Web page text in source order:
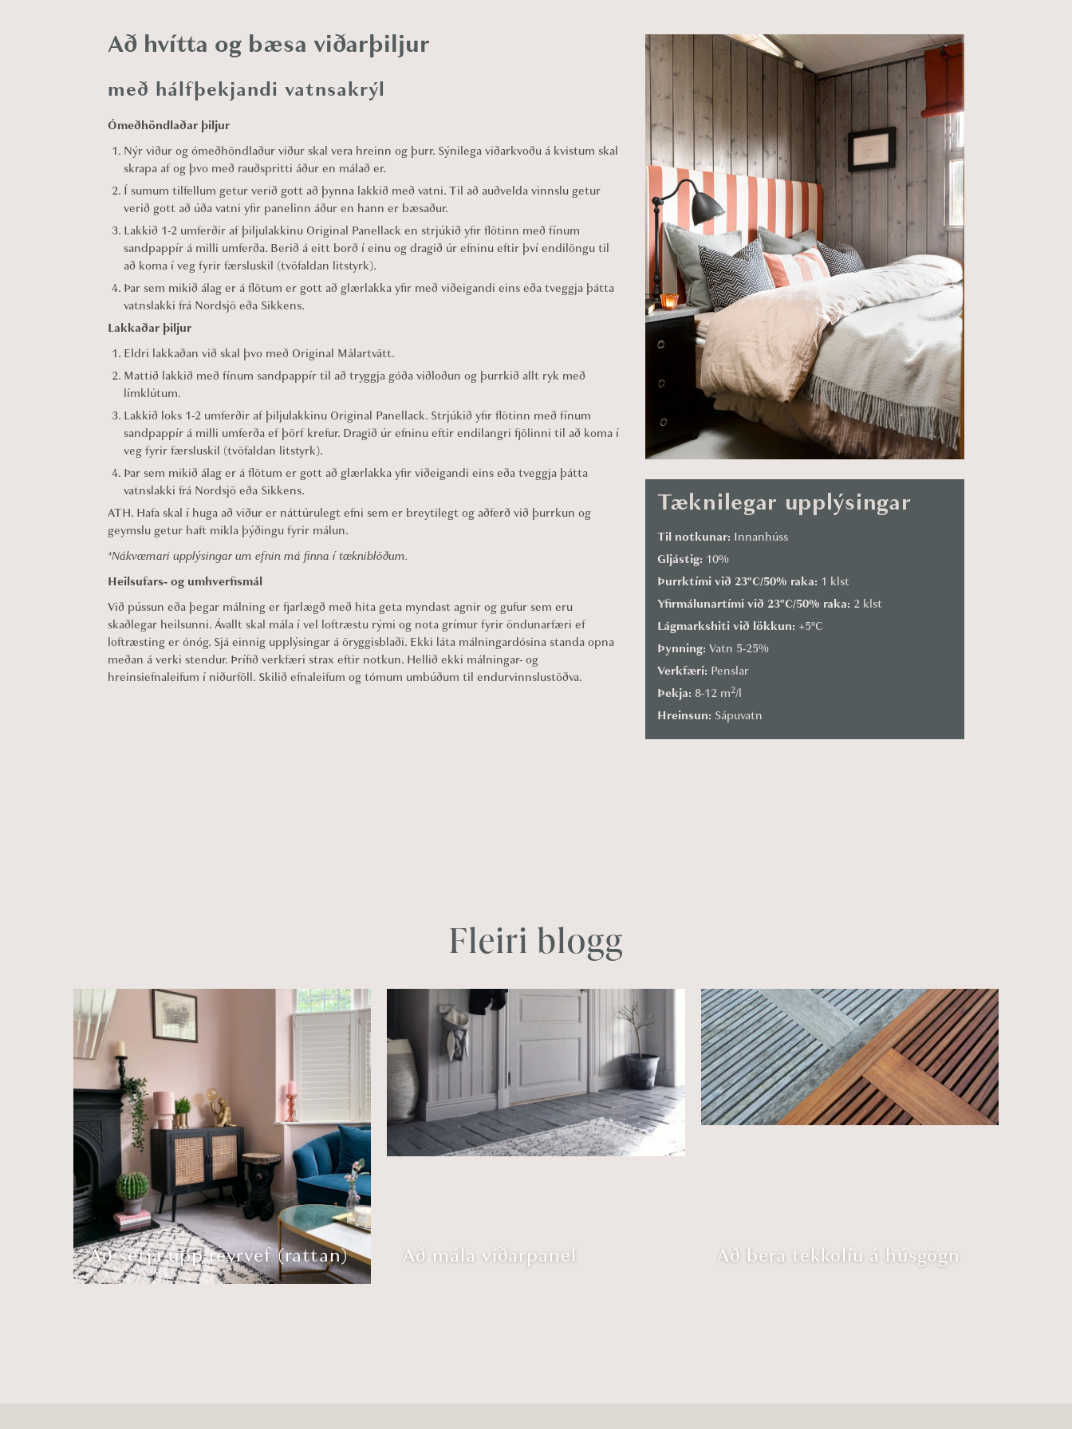
Að hvítta og bæsa viðarþiljur
með hálfþekjandi vatnsakrýl
Ómeðhöndlaðar þiljur
Nýr viður og ómeðhöndlaður viður skal vera hreinn og þurr. Sýnilega viðarkvoðu á kvistum skal
skrapa af og þvo með rauðspritti áður en málað er.
Í sumum tilfellum getur verið gott að þynna lakkið með vatni. Til að auðvelda vinnslu getur
verið gott að úða vatni yfir panelinn áður en hann er bæsaður.
Lakkið 1-2 umferðir af þiljulakkinu Original Panellack en strjúkið yfir flötinn með fínum
sandpappír á milli umferða. Berið á eitt borð í einu og dragið úr efninu eftir því endilöngu til
að koma í veg fyrir færsluskil (tvöfaldan litstyrk).
Þar sem mikið álag er á flötum er gott að glærlakka yfir með viðeigandi eins eða tveggja þátta
vatnslakki frá Nordsjö eða Sikkens.
Lakkaðar þiljur
Eldri lakkaðan við skal þvo með Original Målartvätt.
Mattið lakkið með fínum sandpappír til að tryggja góða viðloðun og þurrkið allt ryk með
límklútum.
Lakkið loks 1-2 umferðir af þiljulakkinu Original Panellack. Strjúkið yfir flötinn með fínum
sandpappír á milli umferða ef þörf krefur. Dragið úr efninu eftir endilangri fjölinni til að koma í
veg fyrir færsluskil (tvöfaldan litstyrk).
Þar sem mikið álag er á flötum er gott að glærlakka yfir viðeigandi eins eða tveggja þátta
vatnslakki frá Nordsjö eða Sikkens.
ATH. Hafa skal í huga að viður er náttúrulegt efni sem er breytilegt og aðferð við þurrkun og
geymslu getur haft mikla þýðingu fyrir málun.
*Nákvæmari upplýsingar um efnin má finna í tækniblöðum.
Heilsufars- og umhverfismál
Við pússun eða þegar málning er fjarlægð með hita geta myndast agnir og gufur sem eru
skaðlegar heilsunni. Ávallt skal mála í vel loftræstu rými og nota grímur fyrir öndunarfæri ef
loftræsting er ónóg. Sjá einnig upplýsingar á öryggisblaði. Ekki láta málningardósina standa opna
meðan á verki stendur. Þrífið verkfæri strax eftir notkun. Hellið ekki málningar- og
hreinsiefnaleifum í niðurföll. Skilið efnaleifum og tómum umbúðum til endurvinnslustöðva.
Tæknilegar upplýsingar
Til notkunar: Innanhúss
Gljástig: 10%
Þurrktími við 23°C/50% raka: 1 klst
Yfirmálunartími við 23°C/50% raka: 2 klst
Lágmarkshiti við lökkun: +5°C
Þynning: Vatn 5-25%
Verkfæri: Penslar
Þekja: 8-12 m2/l
Hreinsun: Sápuvatn
Fleiri blogg
Að setja upp reyrvef (rattan) Að mála viðarpanel Að bera tekkolíu á húsgögn